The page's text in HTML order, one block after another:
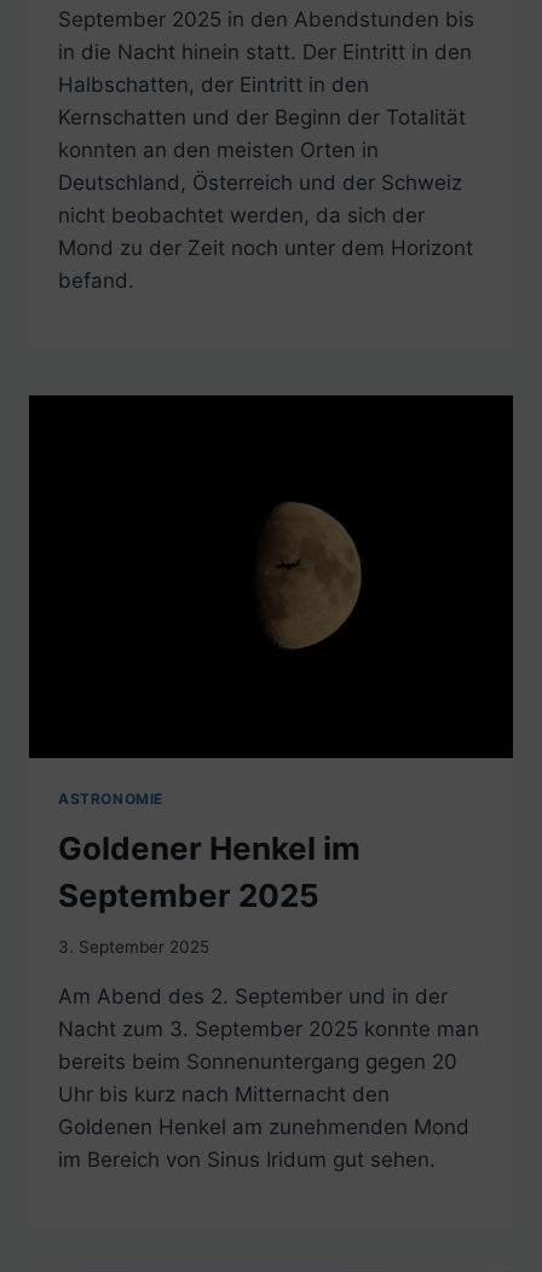
September 2025 in den Abendstunden bis
in die Nacht hinein statt. Der Eintritt in den
Halbschatten, der Eintritt in den
Kernschatten und der Beginn der Totalität
konnten an den meisten Orten in
Deutschland, Österreich und der Schweiz
nicht beobachtet werden, da sich der
Mond zu der Zeit noch unter dem Horizont
befand.
ASTRONOMIE
Goldener Henkel im
September 2025
3. September 2025
Am Abend des 2. September und in der
Nacht zum 3. September 2025 konnte man
bereits beim Sonnenuntergang gegen 20
Uhr bis kurz nach Mitternacht den
Goldenen Henkel am zunehmenden Mond
im Bereich von Sinus Iridum gut sehen.